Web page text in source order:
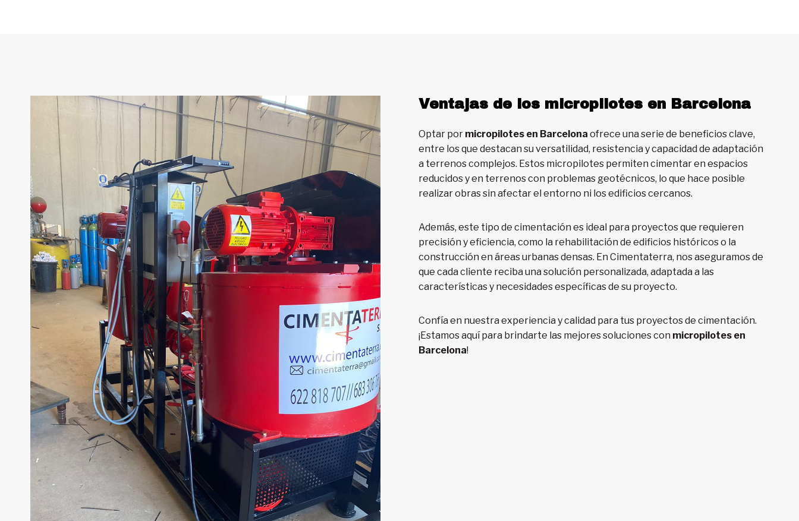
Ventajas de los micropilotes en Barcelona
Optar por micropilotes en Barcelona ofrece una serie de beneficios clave,
entre los que destacan su versatilidad, resistencia y capacidad de adaptación
a terrenos complejos. Estos micropilotes permiten cimentar en espacios
reducidos y en terrenos con problemas geotécnicos, lo que hace posible
realizar obras sin afectar el entorno ni los edificios cercanos.
Además, este tipo de cimentación es ideal para proyectos que requieren
precisión y eficiencia, como la rehabilitación de edificios históricos o la
construcción en áreas urbanas densas. En Cimentaterra, nos aseguramos de
que cada cliente reciba una solución personalizada, adaptada a las
características y necesidades específicas de su proyecto.
Confía en nuestra experiencia y calidad para tus proyectos de cimentación.
¡Estamos aquí para brindarte las mejores soluciones con micropilotes en
Barcelona!